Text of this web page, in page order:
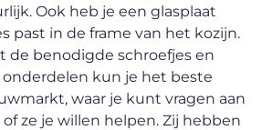
Ook heb je een glasplaat
past in de frame van het kozijn.
de benodigde schroefjes en
onderdelen kun je het beste
waar je kunt vragen aan
ze je willen helpen. Zij hebben